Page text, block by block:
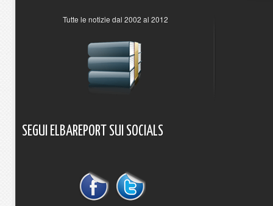
Tutte le notizie dal 2002 al 2012
SEGUI ELBAREPORT SUI SOCIALS